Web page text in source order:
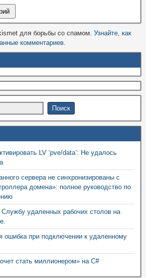
для борьбы со спамом. Узнайте, как
комментариев
LV ‘pve/data’: Не удалось
сервера не синхронизированы с
домена»: полное руководство по
Службу удаленных рабочих столов на
ошибка при подключении к удаленному
стать миллионером» на C#